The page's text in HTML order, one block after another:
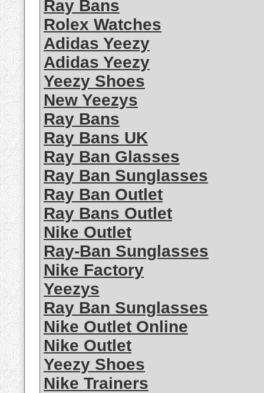
Ray Bans
Rolex Watches
Adidas Yeezy
Adidas Yeezy
Yeezy Shoes
New Yeezys
Ray Bans
Ray Bans UK
Ray Ban Glasses
Ray Ban Sunglasses
Ray Ban Outlet
Ray Bans Outlet
Nike Outlet
Ray-Ban Sunglasses
Nike Factory
Yeezys
Ray Ban Sunglasses
Nike Outlet Online
Nike Outlet
Yeezy Shoes
Nike Trainers